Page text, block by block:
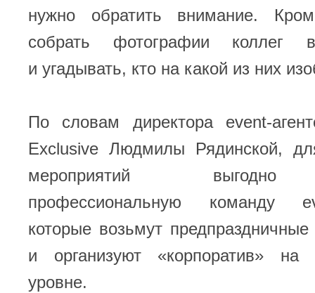
нужно обратить внимание.
собрать фотографии коллег
и угадывать, кто на какой из них
По словам директора event-
Exclusive Людмилы Рядинской,
мероприятий выгодно
профессиональную команду
которые возьмут
и организуют «корпоратив»
уровне.